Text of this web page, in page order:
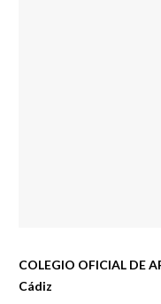
COLEGIO OFICIAL DE
Cádiz